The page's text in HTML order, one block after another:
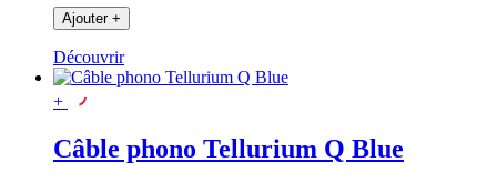
Ajouter +
Découvrir
+
Câble phono Tellurium Q Blue